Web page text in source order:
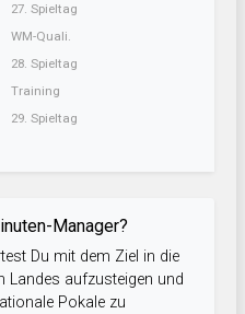
27. Spieltag
WM-Quali.
28. Spieltag
Training
29. Spieltag
Manager?
Du mit dem Ziel in die
Landes aufzusteigen und
Pokale zu